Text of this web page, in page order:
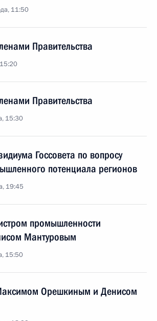
11:50
Правительства
Правительства
15:30
Госсовета по вопросу
потенциала регионов
19:45
промышленности
Мантуровым
15:50
Орешкиным и Денисом